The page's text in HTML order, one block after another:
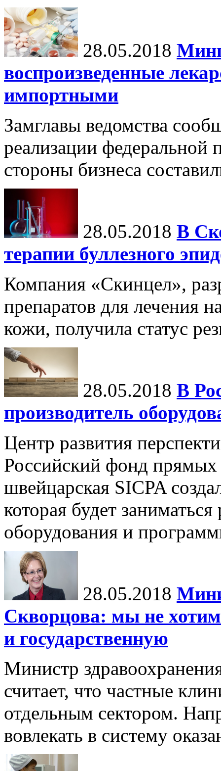
28.05.2018
воспроизведенные
импортными
Замглавы ведомства
реализации
стороны бизнеса
28.05.2018 В
терапии буллезного
Компания «Скинцел»,
препаратов для лечения
кожи, получила статус
28.05.2018 В
производитель
Центр развития
Российский фонд
швейцарская SICPA
которая будет
оборудования и
28.05.2018
Скворцова: мы не
и государственную
Министр
считает, что частные
отдельным сектором.
вовлекать в систему